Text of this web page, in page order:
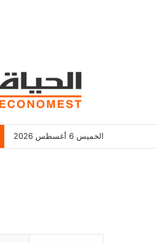
الخميس 6 أغسطس 2026